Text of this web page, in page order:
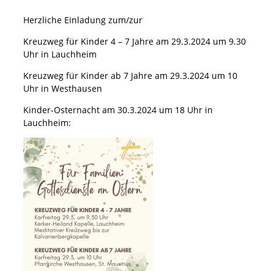
Herzliche Einladung zum/zur
Kreuzweg für Kinder 4 – 7 Jahre am 29.3.2024 um 9.30
Uhr in Lauchheim
Kreuzweg für Kinder ab 7 Jahre am 29.3.2024 um 10
Uhr in Westhausen
Kinder-Osternacht am 30.3.2024 um 18 Uhr in
Lauchheim: